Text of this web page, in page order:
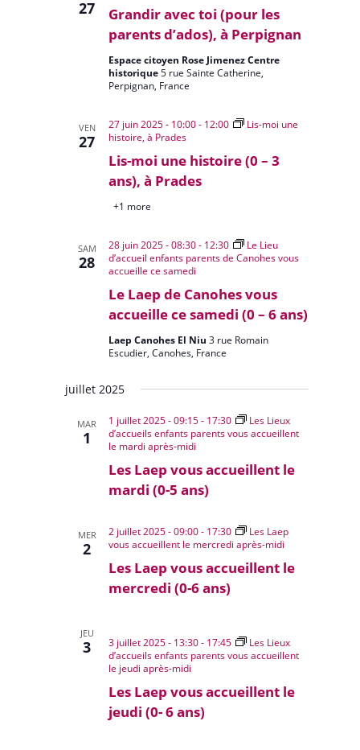
27
Grandir avec toi (pour les
parents d’ados), à Perpignan
Espace citoyen Rose Jimenez Centre
historique5 rue Sainte Catherine,
Perpignan, France
VEN
27
Lis-moi une histoire (0 – 3
ans), à Prades
27 juin 2025 - 10:00- 12:00
Lis-moi une
histoire, à Prades
+1 more
SAM
28
Le Laep de Canohes vous
accueille ce samedi (0 – 6 ans)
28 juin 2025 - 08:30- 12:30
Le Lieu
d’accueil enfants parents de Canohes vous
accueille ce samedi
Laep Canohes El Niu3 rue Romain
Escudier, Canohes, France
juillet 2025
MAR
1
Les Laep vous accueillent le
mardi (0-5 ans)
1 juillet 2025 - 09:15- 17:30
Les Lieux
d’accueils enfants parents vous accueillent
le mardi après-midi
MER
2
Les Laep vous accueillent le
mercredi (0-6 ans)
2 juillet 2025 - 09:00- 17:30
Les Laep
vous accueillent le mercredi après-midi
JEU
3
Les Laep vous accueillent le
jeudi (0- 6 ans)
3 juillet 2025 - 13:30- 17:45
Les Lieux
d’accueils enfants parents vous accueillent
le jeudi après-midi